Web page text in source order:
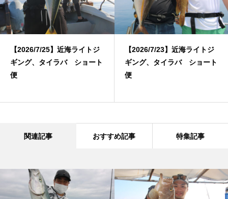
【2026/7/25】近海ライトジ
ギング、タイラバ ショート
便
【2026/7/23】近海ライトジ
ギング、タイラバ ショート
便
関連記事 おすすめ記事 特集記事